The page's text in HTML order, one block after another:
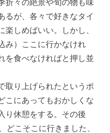
折々の絶景や旬の物も味
るが、各々で好きなタイ
楽しめばいい。しかし、
み）ここに行かなけれ
を食べなければと押し並
取り上げられたというポ
こにあってもおかしくな
り休憩をする。その後
どこそこに行きました、